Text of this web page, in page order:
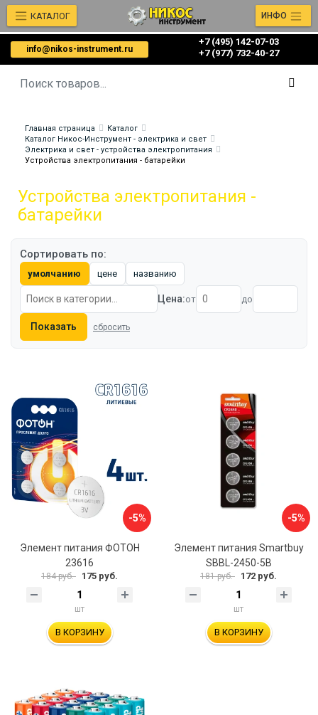
info@nikos-instrument.ru
+7 (495) 142-07-03
‎‎+7 (977) 732-40-27
КАТАЛОГ ИНФО
Главная страница
Каталог
Каталог Никос-Инструмент - электрика и свет
Электрика и свет - устройства электропитания
Устройства электропитания - батарейки
Устройства электропитания -
батарейки
Сортировать по:
умолчанию цене названию
Цена:от до
Показать сбросить
-5%
Элемент питания ФОТОН
23616
184 руб. 175 руб.
шт
В КОРЗИНУ
-5%
Элемент питания Smartbuy
SBBL-2450-5B
181 руб. 172 руб.
шт
В КОРЗИНУ